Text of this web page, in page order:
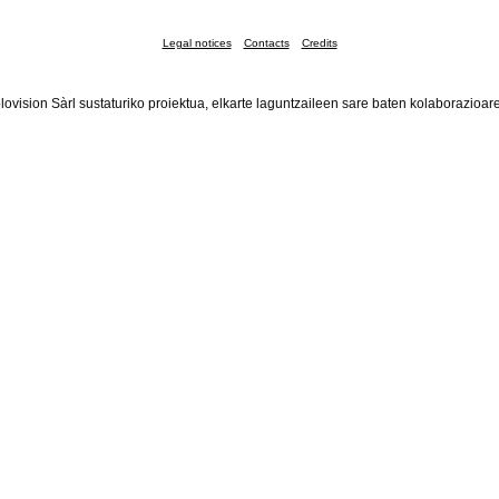
Legal notices Contacts Credits
Sàrl sustaturiko proiektua, elkarte laguntzaileen sare baten